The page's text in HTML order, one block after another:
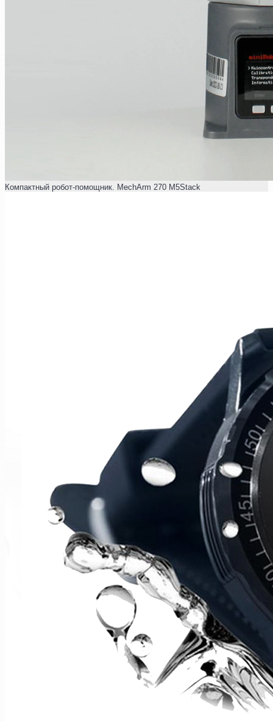
Компактный робот-помощник. MechArm 270 M5Stack